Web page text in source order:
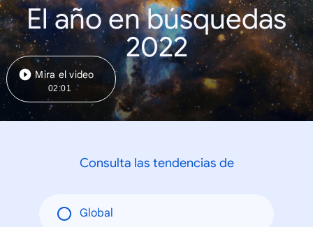
El año en búsquedas
2022
Mira el video
02:01
Consulta las tendencias de
Global